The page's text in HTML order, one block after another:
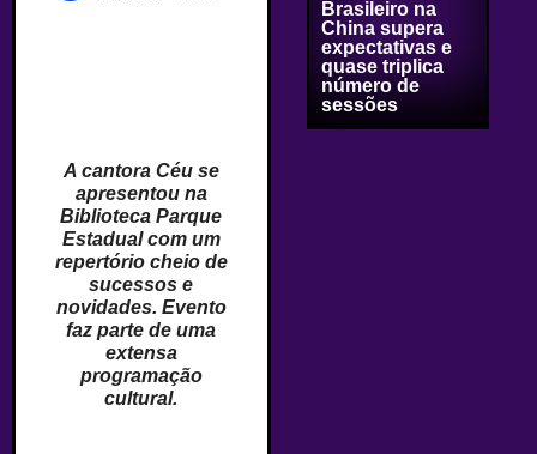
A cantora Céu se
apresentou na
Biblioteca Parque
Estadual com um
repertório cheio de
sucessos e
novidades. Evento
faz parte de uma
extensa
programação
cultural.
Brasileiro na
China supera
expectativas e
quase triplica
número de
sessões